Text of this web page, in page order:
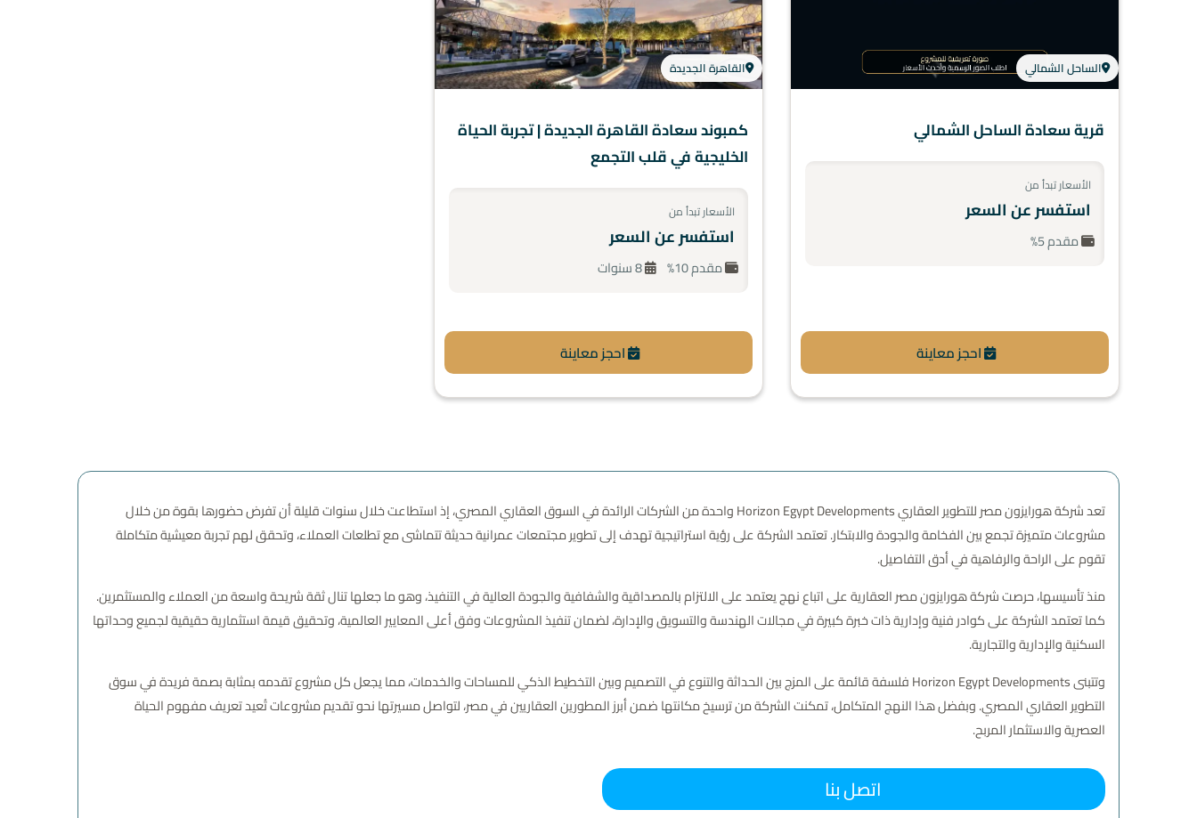
الساحل الشمالي
قرية سعادة الساحل الشمالي
الأسعار تبدأ من
استفسر عن السعر
مقدم 5%
احجز معاينة
القاهرة الجديدة
كمبوند سعادة القاهرة الجديدة | تجربة الحياة
الخليجية في قلب التجمع
الأسعار تبدأ من
استفسر عن السعر
مقدم 10% 8 سنوات
احجز معاينة
تعد شركة هورايزون مصر للتطوير العقاري Horizon Egypt Developments واحدة من الشركات الرائدة في السوق العقاري المصري، إذ استطاعت خلال سنوات قليلة أن تفرض حضورها بقوة من خلال
مشروعات متميزة تجمع بين الفخامة والجودة والابتكار. تعتمد الشركة على رؤية استراتيجية تهدف إلى تطوير مجتمعات عمرانية حديثة تتماشى مع تطلعات العملاء، وتحقق لهم تجربة معيشية متكاملة
تقوم على الراحة والرفاهية في أدق التفاصيل.
منذ تأسيسها، حرصت شركة هورايزون مصر العقارية على اتباع نهج يعتمد على الالتزام بالمصداقية والشفافية والجودة العالية في التنفيذ، وهو ما جعلها تنال ثقة شريحة واسعة من العملاء والمستثمرين.
كما تعتمد الشركة على كوادر فنية وإدارية ذات خبرة كبيرة في مجالات الهندسة والتسويق والإدارة، لضمان تنفيذ المشروعات وفق أعلى المعايير العالمية، وتحقيق قيمة استثمارية حقيقية لجميع وحداتها
السكنية والإدارية والتجارية.
وتتبنى Horizon Egypt Developments فلسفة قائمة على المزج بين الحداثة والتنوع في التصميم وبين التخطيط الذكي للمساحات والخدمات، مما يجعل كل مشروع تقدمه بمثابة بصمة فريدة في سوق
التطوير العقاري المصري. وبفضل هذا النهج المتكامل، تمكنت الشركة من ترسيخ مكانتها ضمن أبرز المطورين العقاريين في مصر، لتواصل مسيرتها نحو تقديم مشروعات تُعيد تعريف مفهوم الحياة
العصرية والاستثمار المربح.
اتصل بنا